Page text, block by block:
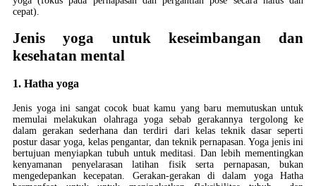
cepat).
Jenis yoga untuk keseimbangan dan
kesehatan mental
1. Hatha yoga
Jenis yoga ini sangat cocok buat kamu yang baru memutuskan untuk
memulai melakukan olahraga yoga sebab gerakannya tergolong ke
dalam gerakan sederhana dan terdiri dari kelas teknik dasar seperti
postur dasar yoga, kelas pengantar, dan teknik pernapasan. Yoga jenis ini
bertujuan menyiapkan tubuh untuk meditasi. Dan lebih mementingkan
kenyamanan penyelarasan latihan fisik serta pernapasan, bukan
mengedepankan kecepatan. Gerakan-gerakan di dalam yoga Hatha